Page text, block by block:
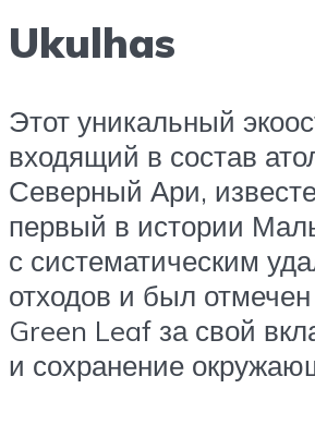
Ukulhas
Этот уникальный
входящий в состав
Северный Ари,
первый в истории
с систематическим
отходов и был отмечен
Green Leaf за свой
и сохранение